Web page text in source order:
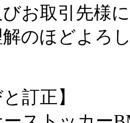
お取引先様
のほどよろ
訂正】